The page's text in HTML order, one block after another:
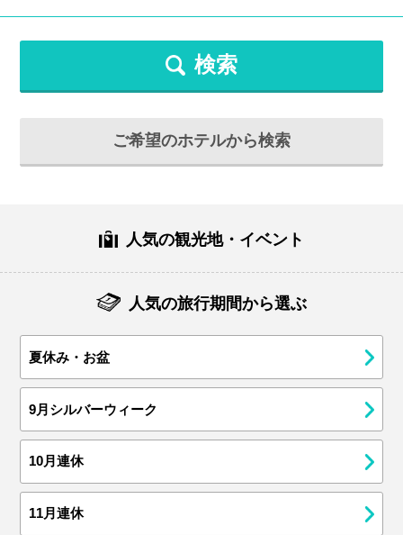
検索
ご希望のホテルから検索
人気の観光地・イベント
人気の旅行期間から選ぶ
夏休み・お盆
9月シルバーウィーク
10月連休
11月連休